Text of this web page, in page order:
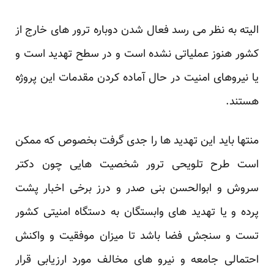
الیته به نظر می رسد فعال شدن دوباره ترور های خارج از
کشور هنوز عملیاتی نشده است و در سطح تهدید است و
یا نیروهای امنیت در حال آماده کردن مقدمات این پروژه
هستند.
منتها باید این تهدید ها را جدی گرفت بخصوص که ممکن
است طرح تلویحی ترور شخصیت هایی چون دکتر
سروش و ابوالحسن بنی صدر و درز برخی اخبار پشت
پرده و یا تهدید های وابستگان به دستگاه امنیتی کشور
تست و سنجش فضا باشد تا میزان موفقیت و واکنش
احتمالی جامعه و نیرو های مخالف مورد ارزیابی قرار